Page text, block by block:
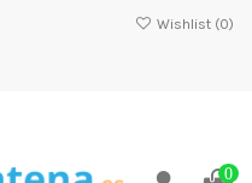
Wishlist (0)
0